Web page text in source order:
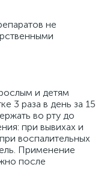
не
и детям
3 раза в день за 15
во рту до
при вывихах и
воспалительных
Применение
после